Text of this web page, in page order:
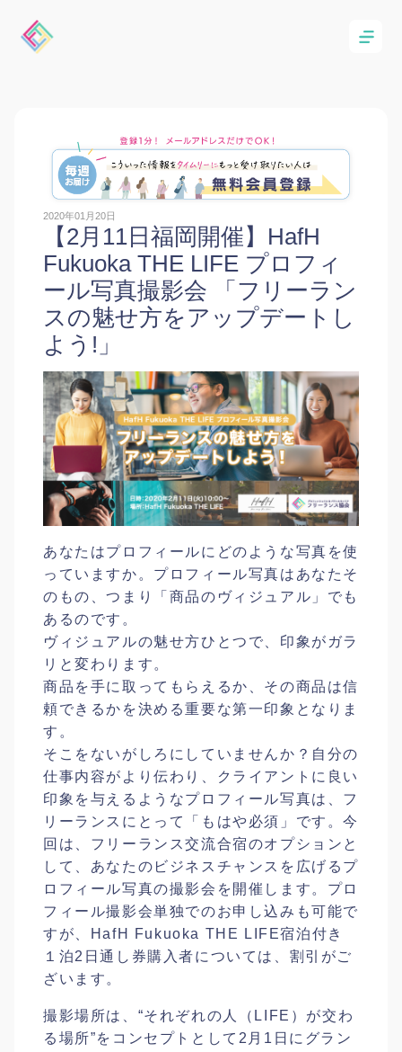
2020年01月20日
【2月11日福岡開催】HafH
Fukuoka THE LIFE プロフィ
ール写真撮影会 「フリーラン
スの魅せ方をアップデートし
よう!」
あなたはプロフィールにどのような写真を使
っていますか。プロフィール写真はあなたそ
のもの、つまり「商品のヴィジュアル」でも
あるのです。
ヴィジュアルの魅せ方ひとつで、印象がガラ
リと変わります。
商品を手に取ってもらえるか、その商品は信
頼できるかを決める重要な第一印象となりま
す。
そこをないがしろにしていませんか？自分の
仕事内容がより伝わり、クライアントに良い
印象を与えるようなプロフィール写真は、フ
リーランスにとって「もはや必須」です。今
回は、フリーランス交流合宿のオプションと
して、あなたのビジネスチャンスを広げるプ
ロフィール写真の撮影会を開催します。プロ
フィール撮影会単独でのお申し込みも可能で
すが、HafH Fukuoka THE LIFE宿泊付き
１泊2日通し券購入者については、割引がご
ざいます。
撮影場所は、“それぞれの人（LIFE）が交わ
る場所”をコンセプトとして2月1日にグラン